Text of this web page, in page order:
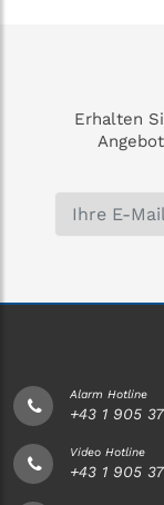
Erhalten
Alarm Hotline
+43 1 905
Video Hotline
+43 1 905